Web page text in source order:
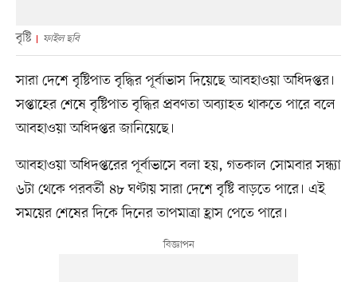
বৃষ্টি ফাইল ছবি
সারা দেশে বৃষ্টিপাত বৃদ্ধির পূর্বাভাস দিয়েছে আবহাওয়া অধিদপ্তর।
সপ্তাহের শেষে বৃষ্টিপাত বৃদ্ধির প্রবণতা অব্যাহত থাকতে পারে বলে
আবহাওয়া অধিদপ্তর জানিয়েছে।
আবহাওয়া অধিদপ্তরের পূর্বাভাসে বলা হয়, গতকাল সোমবার সন্ধ্যা
৬টা থেকে পরবর্তী ৪৮ ঘণ্টায় সারা দেশে বৃষ্টি বাড়তে পারে। এই
সময়ের শেষের দিকে দিনের তাপমাত্রা হ্রাস পেতে পারে।